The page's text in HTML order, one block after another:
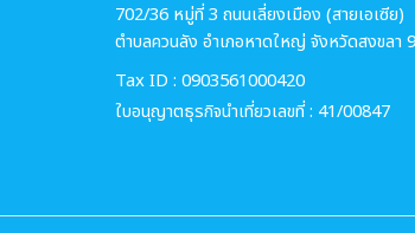
702/36 หมู่ที่ 3 ถนนเลี่ยงเมือง (สายเอเซีย)
ตำบลควนลัง อำเภอหาดใหญ่ จังหวัดสงขลา
Tax ID : 0903561000420
ใบอนุญาตธุรกิจนำเที่ยวเลขที่ : 41/00847